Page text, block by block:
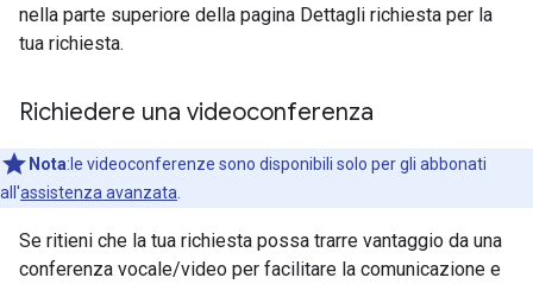
nella parte superiore della pagina Dettagli richiesta per la
tua richiesta.
Richiedere una videoconferenza
Nota:le videoconferenze sono disponibili solo per gli abbonati
all'assistenza avanzata
Se ritieni che la tua richiesta possa trarre vantaggio da una
conferenza vocale/video per facilitare la comunicazione e